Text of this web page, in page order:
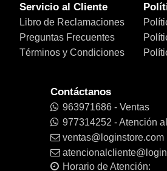
Servicio al Cliente
Libro de Reclamaciones
Preguntas Frecuentes
Términos y Condiciones
Contáctanos
963971686 - Ventas
977314252 - Atención
ventas@loginstore.com
Horario de Atención: